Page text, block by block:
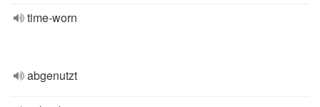
time-worn
abgenutzt